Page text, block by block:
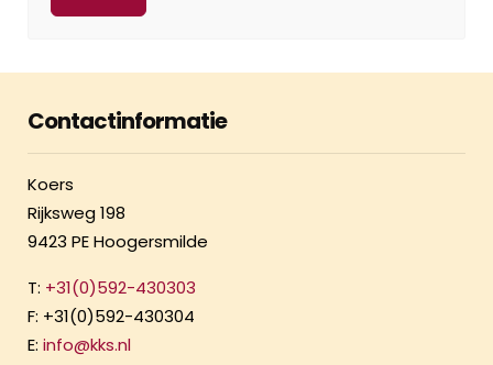
Contactinformatie
Koers
Rijksweg 198
9423 PE Hoogersmilde
T: +31(0)592-430303
F: +31(0)592-430304
E: info@kks.nl